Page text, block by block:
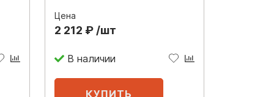
Цена
2 212 ₽ /шт
В наличии